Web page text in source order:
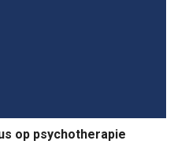
op psychotherapie